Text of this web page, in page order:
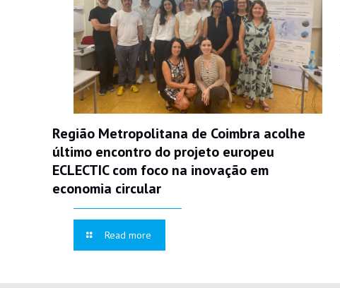
Região Metropolitana de Coimbra acolhe
último encontro do projeto europeu
ECLECTIC com foco na inovação em
economia circular
Read more